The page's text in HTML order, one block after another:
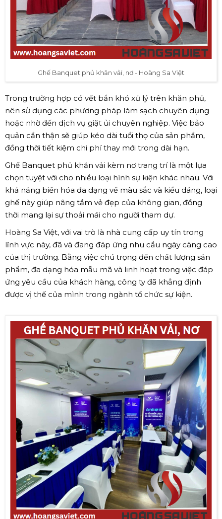
Ghế Banquet phủ khăn vải, nơ - Hoàng Sa Việt
Trong trường hợp có vết bẩn khó xử lý trên khăn phủ,
nên sử dụng các phương pháp làm sạch chuyên dụng
hoặc nhờ đến dịch vụ giặt ủi chuyên nghiệp. Việc bảo
quản cẩn thận sẽ giúp kéo dài tuổi thọ của sản phẩm,
đồng thời tiết kiệm chi phí thay mới trong dài hạn.
Ghế Banquet phủ khăn vải kèm nơ trang trí là một lựa
chọn tuyệt vời cho nhiều loại hình sự kiện khác nhau. Với
khả năng biến hóa đa dạng về màu sắc và kiểu dáng, loại
ghế này giúp nâng tầm vẻ đẹp của không gian, đồng
thời mang lại sự thoải mái cho người tham dự.
Hoàng Sa Việt, với vai trò là nhà cung cấp uy tín trong
lĩnh vực này, đã và đang đáp ứng nhu cầu ngày càng cao
của thị trường. Bằng việc chú trọng đến chất lượng sản
phẩm, đa dạng hóa mẫu mã và linh hoạt trong việc đáp
ứng yêu cầu của khách hàng, công ty đã khẳng định
được vị thế của mình trong ngành tổ chức sự kiện.